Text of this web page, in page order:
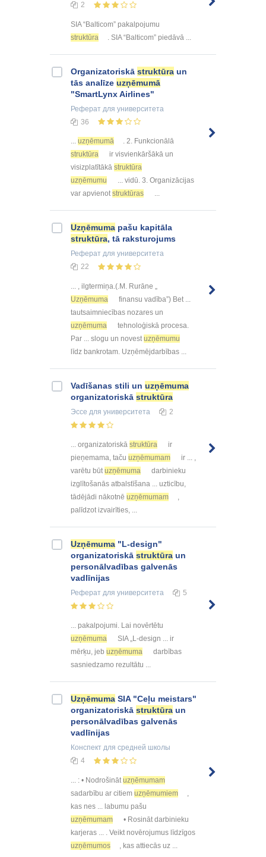
2
SIA “Balticom” pakalpojumu
struktūra
. SIA “Balticom” piedāvā ...
Organizatoriskā struktūra un
tās analīze uzņēmumā
"SmartLynx Airlines"
Реферат для университета
36
... uzņēmumā
. 2. Funkcionālā
struktūra
ir visvienkāršākā un
visizplatītākā struktūra
uzņēmumu
... vidū. 3. Organizācijas
var apvienotstruktūras ...
Uzņēmuma pašu kapitāla
struktūra, tā raksturojums
Реферат для университета
22
... , ilgtermiņa.(.M. Rurāne „
Uzņēmuma
finansu vadība”) Bet ...
tautsaimniecības nozares un
uzņēmuma
tehnoloģiskā procesa.
Par ... slogu un novestuzņēmumu
līdz bankrotam. Uzņēmējdarbības ...
Vadīšanas stili un uzņēmuma
organizatoriskā struktūra
Эссе для университета 2
... organizatoriskā struktūra
ir
pieņemama, taču uzņēmumam
ir ... ,
varētu būtuzņēmuma
darbinieku
izglītošanās atbalstīšana ... uzticību,
tādējādi nākotnē uzņēmumam
,
palīdzot izvairīties, ...
Uzņēmuma "L-design"
organizatoriskā struktūra un
personālvadības galvenās
vadlīnijas
Реферат для университета 5
... pakalpojumi. Lai novērtētu
uzņēmuma
SIA „L-design ... ir
mērķu, jeb uzņēmuma
darbības
sasniedzamo rezultātu ...
Uzņēmuma SIA "Ceļu meistars"
organizatoriskā struktūra un
personālvadības galvenās
vadlīnijas
Конспект для средней школы
4
... : • Nodrošināt uzņēmumam
sadarbību ar citiem uzņēmumiem
kas nes ... labumu pašu
uzņēmumam
• Rosināt darbinieku
karjeras ... . Veikt novērojumus līdzīgos
uzņēmumos
, kas attiecās uz ...